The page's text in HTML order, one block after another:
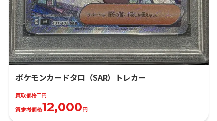
ポケモンカードタロ（SAR）トレカー
買取価格-円
質参考価格12,000円